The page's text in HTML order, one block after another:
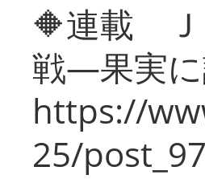
🔶連載 Ｊ
戦―果実
https://
25/